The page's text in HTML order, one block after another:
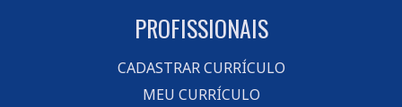
PROFISSIONAIS
CADASTRAR CURRÍCULO
MEU CURRÍCULO